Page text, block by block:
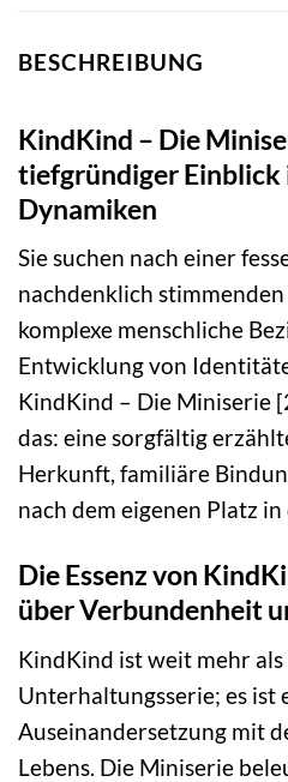
BESCHREIBUNG
KindKind – Die
tiefgründiger Einblick
Dynamiken
Sie suchen nach einer
nachdenklich
komplexe menschliche
Entwicklung von
KindKind – Die Miniserie
das: eine sorgfältig
Herkunft, familiäre
nach dem eigenen Platz
Die Essenz von
über Verbundenheit
KindKind ist weit mehr
Unterhaltungsserie; es ist
Auseinandersetzung mit
Lebens. Die Miniserie